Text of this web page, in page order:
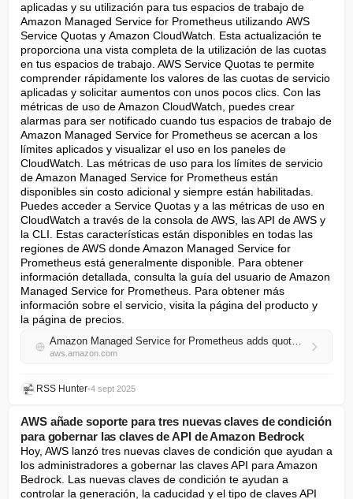
aplicadas y su utilización para tus espacios de trabajo de
Amazon Managed Service for Prometheus utilizando AWS
Service Quotas y Amazon CloudWatch. Esta actualización te
proporciona una vista completa de la utilización de las cuotas
en tus espacios de trabajo. AWS Service Quotas te permite
comprender rápidamente los valores de las cuotas de servicio
aplicadas y solicitar aumentos con unos pocos clics. Con las
métricas de uso de Amazon CloudWatch, puedes crear
alarmas para ser notificado cuando tus espacios de trabajo de
Amazon Managed Service for Prometheus se acercan a los
límites aplicados y visualizar el uso en los paneles de
CloudWatch. Las métricas de uso para los límites de servicio
de Amazon Managed Service for Prometheus están
disponibles sin costo adicional y siempre están habilitadas.
Puedes acceder a Service Quotas y a las métricas de uso en
CloudWatch a través de la consola de AWS, las API de AWS y
la CLI. Estas características están disponibles en todas las
regiones de AWS donde Amazon Managed Service for
Prometheus está generalmente disponible. Para obtener
información detallada, consulta la guía del usuario de Amazon
Managed Service for Prometheus. Para obtener más
información sobre el servicio, visita la página del producto y
la página de precios.
Amazon Managed Service for Prometheus adds quota visibility through AWS Service Quotas and CloudWatch
aws.amazon.com
RSS Hunter•4 sept 2025
AWS añade soporte para tres nuevas claves de condición
para gobernar las claves de API de Amazon Bedrock
Hoy, AWS lanzó tres nuevas claves de condición que ayudan a
los administradores a gobernar las claves API para Amazon
Bedrock. Las nuevas claves de condición te ayudan a
controlar la generación, la caducidad y el tipo de claves API